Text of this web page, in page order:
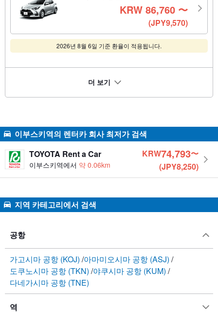
KRW 86,760 〜
(JPY9,570)
2026년 8월 6일 기준 환율이 적용됩니다.
더 보기
이부스키역의 렌터카 회사 최저가 검색
TOYOTA Rent a Car
이부스키역에서 약 0.06km
KRW74,793〜
(JPY8,250)
지역 카테고리에서 검색
공항
가고시마 공항 (KOJ) 아마미오시마 공항 (ASJ)
도쿠노시마 공항 (TKN) 야쿠시마 공항 (KUM)
다네가시마 공항 (TNE)
역